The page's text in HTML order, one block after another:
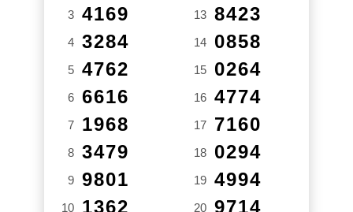
3 4169
4 3284
5 4762
6 6616
7 1968
8 3479
9 9801
10 1362
13 8423
14 0858
15 0264
16 4774
17 7160
18 0294
19 4994
20 9714